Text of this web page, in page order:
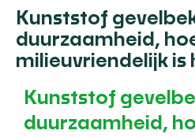
Kunststof
duurzaamheid,
milieuvriendelijk is
Kunststof
duurzaamheid,